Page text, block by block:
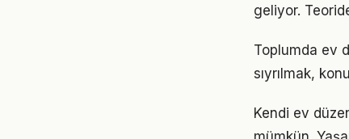
geliyor.
Toplumda ev
sıyrılmak,
Kendi ev